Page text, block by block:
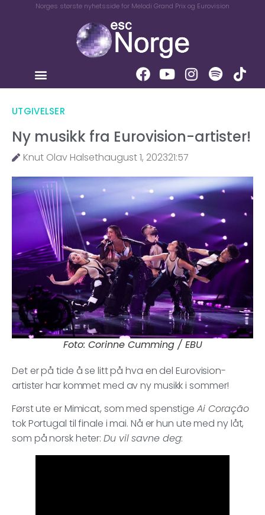
Norges største nyhetsside for Melodi Grand Prix og Eurovision
UTGIVELSER
Ny musikk fra Eurovision-artister!
Knut Olav Halsethaugust 1, 202321:57
Foto: Corinne Cumming / EBU
Det er på tide å se litt på hva en del Eurovision-
artister har kommet med av ny musikk i sommer!
Først ute er Mimicat, som med spenstige Ai Coração
tok Portugal til finale i mai. Nå er hun ute med ny låt,
som på norsk heter: Du vil savne deg: